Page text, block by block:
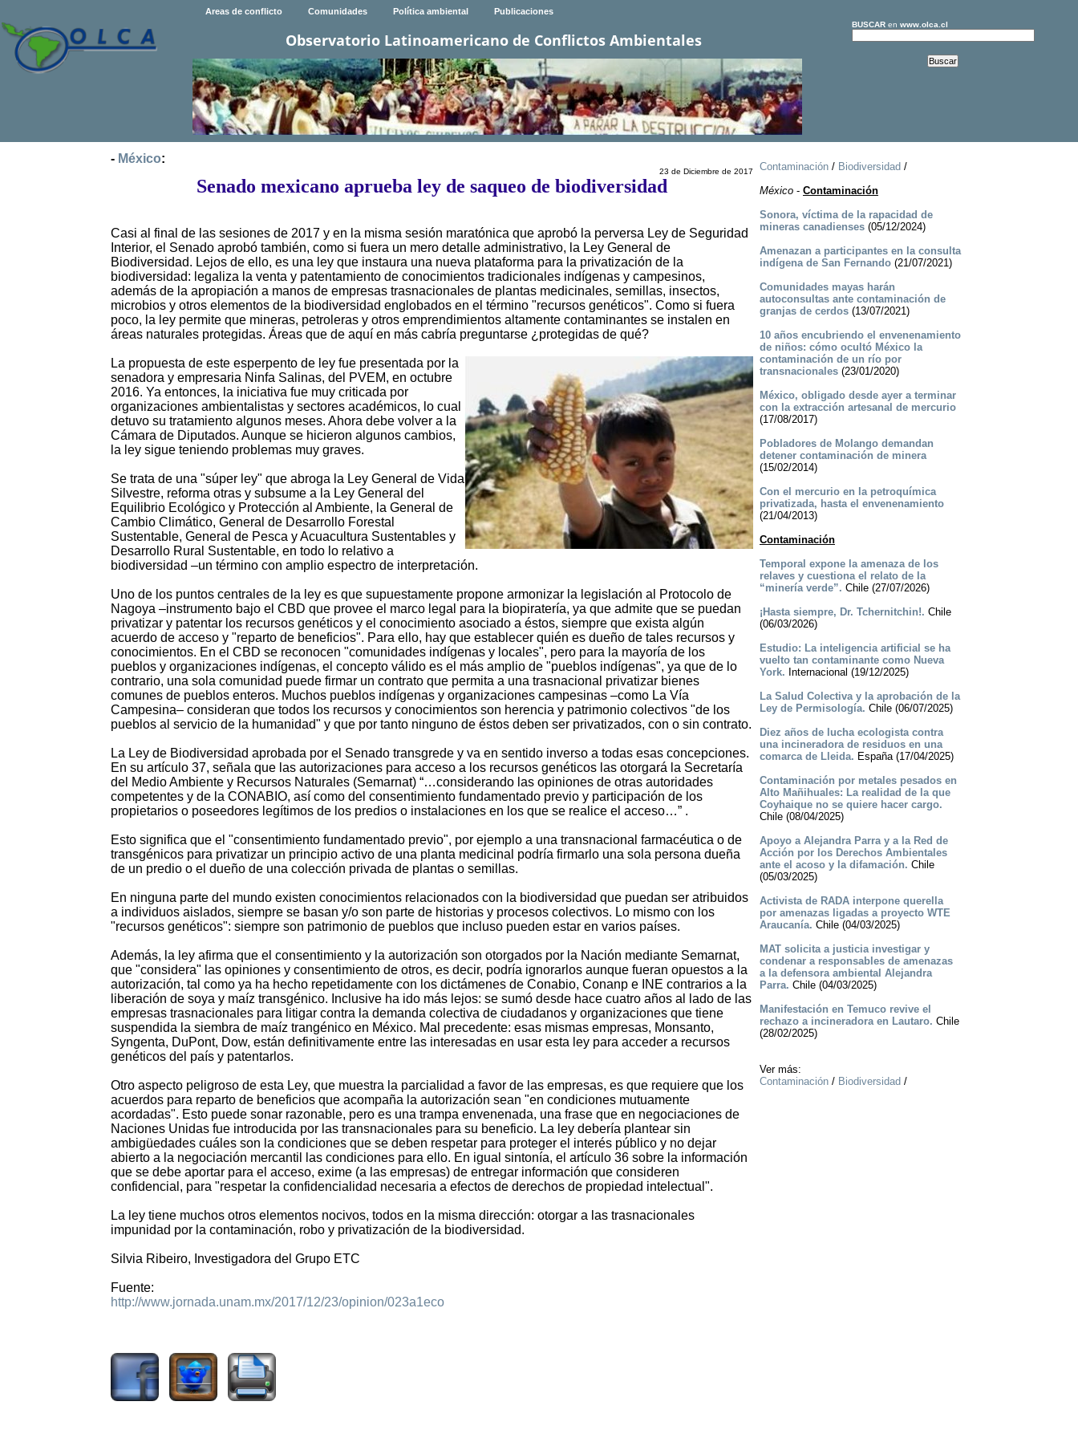
Areas de conflicto Comunidades Política ambiental Publicaciones
Observatorio Latinoamericano de Conflictos Ambientales
BUSCARen www.olca.cl
- México:
23 de Diciembre de 2017
Senado mexicano aprueba ley de saqueo de biodiversidad
Casi al final de las sesiones de 2017 y en la misma sesión maratónica que aprobó la perversa Ley de Seguridad
Interior, el Senado aprobó también, como si fuera un mero detalle administrativo, la Ley General de
Biodiversidad. Lejos de ello, es una ley que instaura una nueva plataforma para la privatización de la
biodiversidad: legaliza la venta y patentamiento de conocimientos tradicionales indígenas y campesinos,
además de la apropiación a manos de empresas trasnacionales de plantas medicinales, semillas, insectos,
microbios y otros elementos de la biodiversidad englobados en el término "recursos genéticos". Como si fuera
poco, la ley permite que mineras, petroleras y otros emprendimientos altamente contaminantes se instalen en
áreas naturales protegidas. Áreas que de aquí en más cabría preguntarse ¿protegidas de qué?
La propuesta de este esperpento de ley fue presentada por la
senadora y empresaria Ninfa Salinas, del PVEM, en octubre
2016. Ya entonces, la iniciativa fue muy criticada por
organizaciones ambientalistas y sectores académicos, lo cual
detuvo su tratamiento algunos meses. Ahora debe volver a la
Cámara de Diputados. Aunque se hicieron algunos cambios,
la ley sigue teniendo problemas muy graves.
Se trata de una "súper ley" que abroga la Ley General de Vida
Silvestre, reforma otras y subsume a la Ley General del
Equilibrio Ecológico y Protección al Ambiente, la General de
Cambio Climático, General de Desarrollo Forestal
Sustentable, General de Pesca y Acuacultura Sustentables y
Desarrollo Rural Sustentable, en todo lo relativo a
biodiversidad –un término con amplio espectro de interpretación.
Uno de los puntos centrales de la ley es que supuestamente propone armonizar la legislación al Protocolo de
Nagoya –instrumento bajo el CBD que provee el marco legal para la biopiratería, ya que admite que se puedan
privatizar y patentar los recursos genéticos y el conocimiento asociado a éstos, siempre que exista algún
acuerdo de acceso y "reparto de beneficios". Para ello, hay que establecer quién es dueño de tales recursos y
conocimientos. En el CBD se reconocen "comunidades indígenas y locales", pero para la mayoría de los
pueblos y organizaciones indígenas, el concepto válido es el más amplio de "pueblos indígenas", ya que de lo
contrario, una sola comunidad puede firmar un contrato que permita a una trasnacional privatizar bienes
comunes de pueblos enteros. Muchos pueblos indígenas y organizaciones campesinas –como La Vía
Campesina– consideran que todos los recursos y conocimientos son herencia y patrimonio colectivos "de los
pueblos al servicio de la humanidad" y que por tanto ninguno de éstos deben ser privatizados, con o sin contrato.
La Ley de Biodiversidad aprobada por el Senado transgrede y va en sentido inverso a todas esas concepciones.
En su artículo 37, señala que las autorizaciones para acceso a los recursos genéticos las otorgará la Secretaría
del Medio Ambiente y Recursos Naturales (Semarnat) “…considerando las opiniones de otras autoridades
competentes y de la CONABIO, así como del consentimiento fundamentado previo y participación de los
propietarios o poseedores legítimos de los predios o instalaciones en los que se realice el acceso…” .
Esto significa que el "consentimiento fundamentado previo", por ejemplo a una transnacional farmacéutica o de
transgénicos para privatizar un principio activo de una planta medicinal podría firmarlo una sola persona dueña
de un predio o el dueño de una colección privada de plantas o semillas.
En ninguna parte del mundo existen conocimientos relacionados con la biodiversidad que puedan ser atribuidos
a individuos aislados, siempre se basan y/o son parte de historias y procesos colectivos. Lo mismo con los
"recursos genéticos": siempre son patrimonio de pueblos que incluso pueden estar en varios países.
Además, la ley afirma que el consentimiento y la autorización son otorgados por la Nación mediante Semarnat,
que "considera" las opiniones y consentimiento de otros, es decir, podría ignorarlos aunque fueran opuestos a la
autorización, tal como ya ha hecho repetidamente con los dictámenes de Conabio, Conanp e INE contrarios a la
liberación de soya y maíz transgénico. Inclusive ha ido más lejos: se sumó desde hace cuatro años al lado de las
empresas trasnacionales para litigar contra la demanda colectiva de ciudadanos y organizaciones que tiene
suspendida la siembra de maíz trangénico en México. Mal precedente: esas mismas empresas, Monsanto,
Syngenta, DuPont, Dow, están definitivamente entre las interesadas en usar esta ley para acceder a recursos
genéticos del país y patentarlos.
Otro aspecto peligroso de esta Ley, que muestra la parcialidad a favor de las empresas, es que requiere que los
acuerdos para reparto de beneficios que acompaña la autorización sean "en condiciones mutuamente
acordadas". Esto puede sonar razonable, pero es una trampa envenenada, una frase que en negociaciones de
Naciones Unidas fue introducida por las transnacionales para su beneficio. La ley debería plantear sin
ambigüedades cuáles son la condiciones que se deben respetar para proteger el interés público y no dejar
abierto a la negociación mercantil las condiciones para ello. En igual sintonía, el artículo 36 sobre la información
que se debe aportar para el acceso, exime (a las empresas) de entregar información que consideren
confidencial, para "respetar la confidencialidad necesaria a efectos de derechos de propiedad intelectual".
La ley tiene muchos otros elementos nocivos, todos en la misma dirección: otorgar a las trasnacionales
impunidad por la contaminación, robo y privatización de la biodiversidad.
Silvia Ribeiro, Investigadora del Grupo ETC
Fuente:
http://www.jornada.unam.mx/2017/12/23/opinion/023a1eco
Contaminación/ Biodiversidad /
México- Contaminación
Sonora, víctima de la rapacidad de
mineras canadienses(05/12/2024)
Amenazan a participantes en la consulta
indígena de San Fernando(21/07/2021)
Comunidades mayas harán
autoconsultas ante contaminación de
granjas de cerdos(13/07/2021)
10 años encubriendo el envenenamiento
de niños: cómo ocultó México la
contaminación de un río por
transnacionales(23/01/2020)
México, obligado desde ayer a terminar
con la extracción artesanal de mercurio
(17/08/2017)
Pobladores de Molango demandan
detener contaminación de minera
(15/02/2014)
Con el mercurio en la petroquímica
privatizada, hasta el envenenamiento
(21/04/2013)
Contaminación
Temporal expone la amenaza de los
relaves y cuestiona el relato de la
“minería verde”. Chile (27/07/2026)
¡Hasta siempre, Dr. Tchernitchin!. Chile
(06/03/2026)
Estudio: La inteligencia artificial se ha
vuelto tan contaminante como Nueva
York. Internacional (19/12/2025)
La Salud Colectiva y la aprobación de la
Ley de Permisología. Chile (06/07/2025)
Diez años de lucha ecologista contra
una incineradora de residuos en una
comarca de Lleida. España (17/04/2025)
Contaminación por metales pesados en
Alto Mañihuales: La realidad de la que
Coyhaique no se quiere hacer cargo.
Chile (08/04/2025)
Apoyo a Alejandra Parra y a la Red de
Acción por los Derechos Ambientales
ante el acoso y la difamación. Chile
(05/03/2025)
Activista de RADA interpone querella
por amenazas ligadas a proyecto WTE
Araucanía. Chile (04/03/2025)
MAT solicita a justicia investigar y
condenar a responsables de amenazas
a la defensora ambiental Alejandra
Parra. Chile (04/03/2025)
Manifestación en Temuco revive el
rechazo a incineradora en Lautaro. Chile
(28/02/2025)
Ver más:
Contaminación/ Biodiversidad /